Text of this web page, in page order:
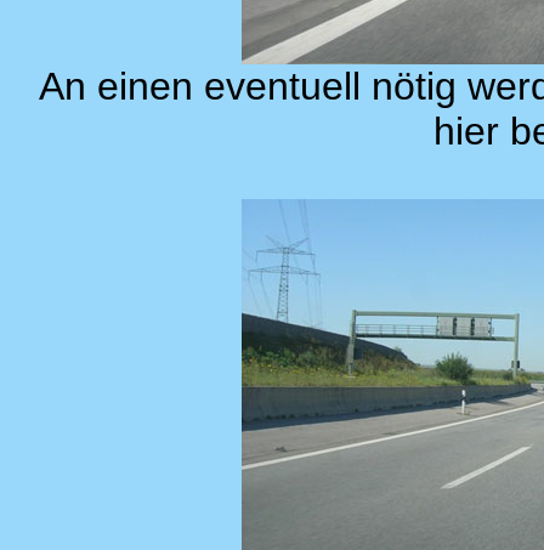
An einen eventuell nötig
hier